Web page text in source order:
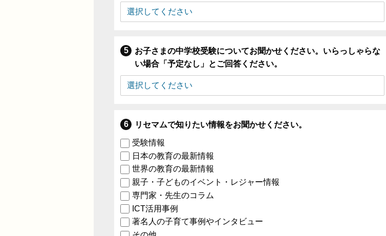
お子さまの中学校受験についてお聞かせください。いらっしゃらな
い場合「予定なし」とご回答ください。
リセマムで知りたい情報をお聞かせください。
受験情報
日本の教育の最新情報
世界の教育の最新情報
親子・子どものイベント・レジャー情報
専門家・先生のコラム
ICT活用事例
著名人の子育て事例やインタビュー